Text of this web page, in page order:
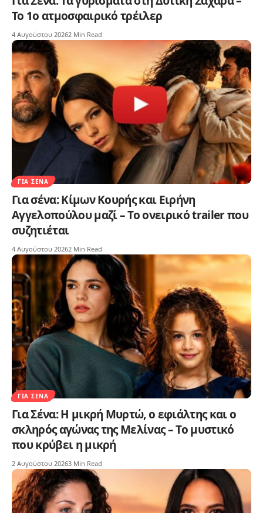
Το 1ο ατμοσφαιρικό τρέιλερ
4 Αυγούστου 20262 Min Read
ΓΙΑ ΣΈΝΑ
Για σένα: Κίμων Κουρής και Ειρήνη
Αγγελοπούλου μαζί – Το ονειρικό trailer που
συζητιέται
4 Αυγούστου 20262 Min Read
ΓΙΑ ΣΈΝΑ
Για Σένα: Η μικρή Μυρτώ, ο εφιάλτης και ο
σκληρός αγώνας της Μελίνας – Το μυστικό
που κρύβει η μικρή
2 Αυγούστου 20263 Min Read